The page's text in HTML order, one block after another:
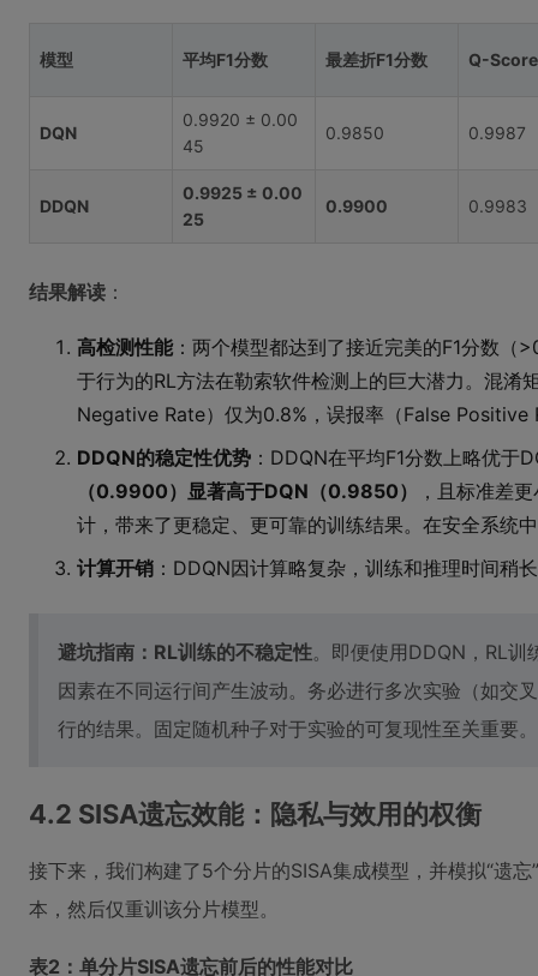
模型 平均F1分数 最差折F1分数 Q-
DQN
0.9920 ± 0.00
45
0.9850 0.9987
DDQN
0.9925 ± 0.00
25
0.9900 0.9983
结果解读 ：
高检测性能：两个模型都达到了接近完美的F1分数
于行为的RL方法在勒索软件检测上的巨大潜力。混淆
Negative Rate）仅为0.8%，误报率（False Positive
DDQN的稳定性优势 ：DDQN在平均F1分数上略优于
（0.9900）显著高于DQN（0.9850）
，且标准差
计，带来了更稳定、更可靠的训练结果。在安全系统
计算开销 ：DDQN因计算略复杂，训练和推理时间稍
避坑指南：RL训练的不稳定性。即便使用DDQN，RL训
因素在不同运行间产生波动。务必进行多次实验（如交
行的结果。固定随机种子对于实验的可复现性至关重要。
4.2 SISA遗忘效能：隐私与效用的权衡
接下来，我们构建了5个分片的SISA集成模型，并模拟“遗
本，然后仅重训该分片模型。
表2：单分片SISA遗忘前后的性能对比